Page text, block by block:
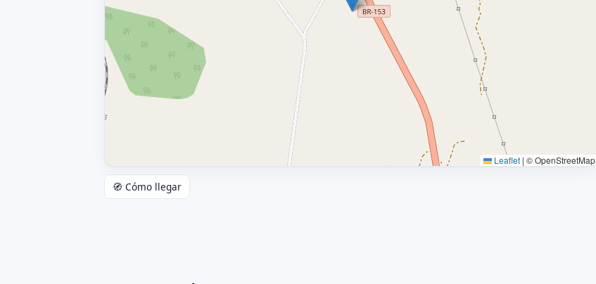
Leaflet | © OpenStreetMap
🧭 Cómo llegar